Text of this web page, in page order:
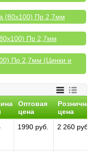
(80х100) Пр 2,7мм
Пр 2,7мм
Пр 2,7мм (Цинки и
Оптовая
цена
цена
1990 руб. 2 260 руб.